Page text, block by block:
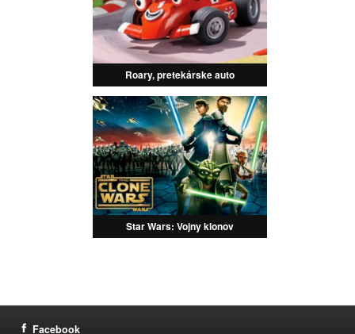
Roary, pretekárske auto
Star Wars: Vojny klonov
Facebook